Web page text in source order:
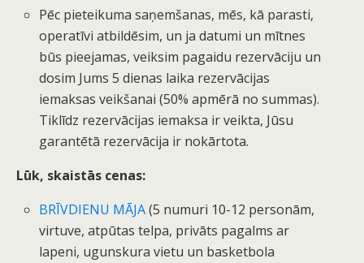
Pēc pieteikuma saņemšanas, mēs, kā parasti,
operatīvi atbildēsim, un ja datumi un mītnes
būs pieejamas, veiksim pagaidu rezervāciju un
dosim Jums 5 dienas laika rezervācijas
iemaksas veikšanai (50% apmērā no summas).
Tiklīdz rezervācijas iemaksa ir veikta, Jūsu
garantētā rezervācija ir nokārtota.
Lūk, skaistās cenas:
BRĪVDIENU MĀJA(5 numuri 10-12 personām,
virtuve, atpūtas telpa, privāts pagalms ar
lapeni, ugunskura vietu un basketbola